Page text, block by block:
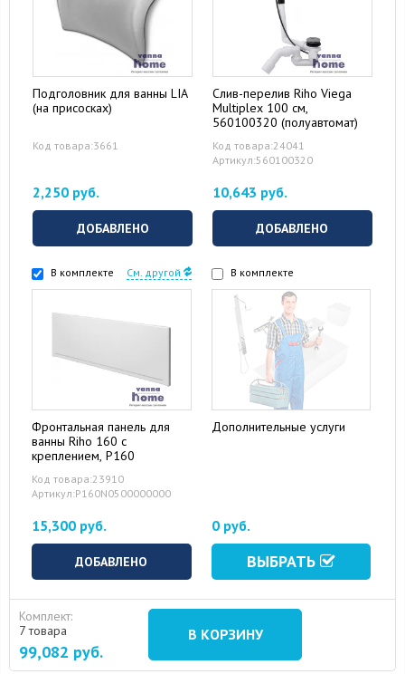
15 August 2024 10 September 2024
Подголовник для ванны LIA
(на присосках)
Код товара:3661
2,250 руб.
ДОБАВЛЕНО
Слив-перелив Riho Viega
Multiplex 100 см,
560100320 (полуавтомат)
Код товара:24041
Артикул:560100320
10,643 руб.
ДОБАВЛЕНО
В комплекте См. другой
Фронтальная панель для
ванны Riho 160 с
креплением, P160
Код товара:23910
Артикул:P160N0500000000
15,300 руб.
ДОБАВЛЕНО
В комплекте
Дополнительные услуги
0 руб.
ВЫБРАТЬ
Комплект:
7 товара
99,082 руб.
В КОРЗИНУ